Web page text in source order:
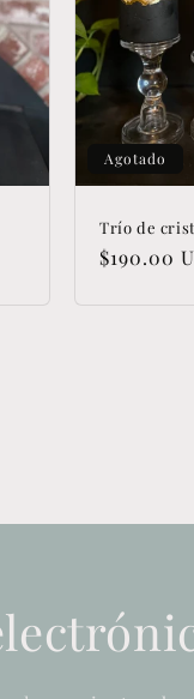
Agotado
Trío de
Precio
$190.00